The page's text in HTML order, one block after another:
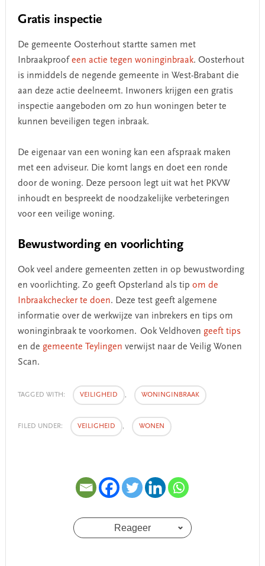
Gratis inspectie
De gemeente Oosterhout startte samen met
Inbraakproof een actie tegen woninginbraak. Oosterhout
is inmiddels de negende gemeente in West-Brabant die
aan deze actie deelneemt. Inwoners krijgen een gratis
inspectie aangeboden om zo hun woningen beter te
kunnen beveiligen tegen inbraak.
De eigenaar van een woning kan een afspraak maken
met een adviseur. Die komt langs en doet een ronde
door de woning. Deze persoon legt uit wat het PKVW
inhoudt en bespreekt de noodzakelijke verbeteringen
voor een veilige woning.
Bewustwording en voorlichting
Ook veel andere gemeenten zetten in op bewustwording
en voorlichting. Zo geeft Opsterland als tip om de
Inbraakchecker te doen. Deze test geeft algemene
informatie over de werkwijze van inbrekers en tips om
woninginbraak te voorkomen. Ook Veldhoven geeft tips
en de gemeente Teylingen verwijst naar de Veilig Wonen
Scan.
TAGGED WITH: VEILIGHEID , WONINGINBRAAK
FILED UNDER: VEILIGHEID , WONEN
Reageer